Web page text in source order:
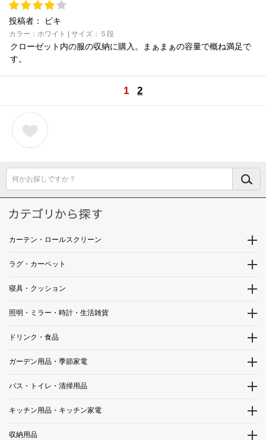
投稿者： ピキ
カラー：ホワイト | サイズ：５段
クローゼット内の服の収納に購入。まぁまぁの容量で概ね満足で
す。
1 2
何かお探しですか？
カーテン・ロールスクリーン
ラグ・カーペット
寝具・クッション
照明・ミラー・時計・生活雑貨
ドリンク・食品
ガーデン用品・季節家電
バス・トイレ・清掃用品
キッチン用品・キッチン家電
収納用品